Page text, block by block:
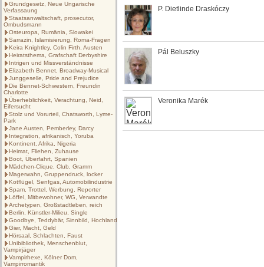
Grundgesetz, Neue Ungarische
Verfassaung
Staatsanwaltschaft, prosecutor,
Ombudsmann
Osteuropa, Rumänia, Slowakei
Sarrazin, Islamisierung, Roma-Fragen
Keira Knightley, Colin Firth, Austen
Heiratsthema, Grafschaft Derbyshire
Intrigen und Missverständnisse
Elizabeth Bennet, Broadway-Musical
Junggeselle, Pride and Prejudice
Die Bennet-Schwestern, Freundin
Charlotte
Überheblichkeit, Verachtung, Neid,
Eifersucht
Stolz und Vorurteil, Chatsworth, Lyme-
Park
Jane Austen, Pemberley, Darcy
Integration, afrikanisch, Yoruba
Kontinent, Afrika, Nigeria
Heimat, Fliehen, Zuhause
Boot, Überfahrt, Spanien
Mädchen-Clique, Club, Gramm
Magerwahn, Gruppendruck, locker
Kotflügel, Senfgas, Automobilindustrie
Spam, Trottel, Werbung, Reporter
Löffel, Mitbewohner, WG, Verwandte
Archetypen, Großstadtleben, reich
Berlin, Künstler-Milieu, Single
Goodbye, Teddybär, Sinnbild, Hochland
Gier, Macht, Geld
Hörsaal, Schlachten, Faust
Unibibliothek, Menschenblut,
Vampirjäger
Vampirhexe, Kölner Dom,
Vampirromantik
P. Dietlinde Draskóczy
Pál Beluszky
Veronika Marék